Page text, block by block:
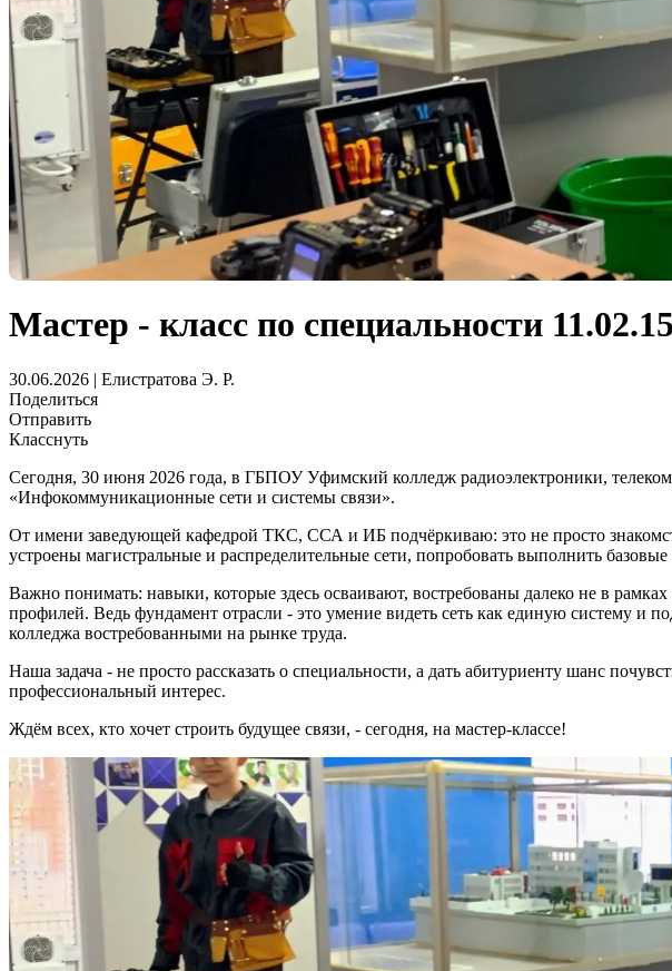
Мастер - класс по специальности
30.06.2026 | Елистратова Э. Р.
Поделиться
Отправить
Класснуть
Сегодня, 30 июня 2026 года, в ГБПОУ Уфимский колледж радиоэлектроники,
«Инфокоммуникационные сети и системы связи».
От имени заведующей кафедрой ТКС, ССА и ИБ подчёркиваю: это не просто
устроены магистральные и распределительные сети, попробовать выполнить
Важно понимать: навыки, которые здесь осваивают, востребованы далеко не в
профилей. Ведь фундамент отрасли - это умение видеть сеть как единую систему и
колледжа востребованными на рынке труда.
Наша задача - не просто рассказать о специальности, а дать абитуриенту шанс
профессиональный интерес.
Ждём всех, кто хочет строить будущее связи, - сегодня, на мастер‑классе!